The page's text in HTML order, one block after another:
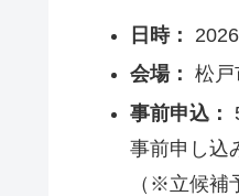
日時：
会場： 松戸
事前申込：
事前申し込
（※立候補